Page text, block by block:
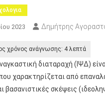
2023 Δημήτρης
διαταραχή (ΙΨΔ)
χαρακτηρίζεται από
βασανιστικές σκέψεις